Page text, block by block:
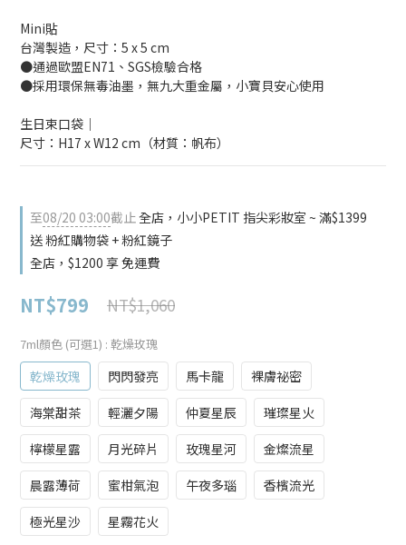
Mini貼
台灣製造，尺寸：5 x 5 cm
●通過歐盟EN71、SGS檢驗合格
●採用環保無毒油墨，無九大重金屬，小寶貝安心使用
生日束口袋｜
尺寸：H17 x W12 cm（材質：帆布）
至08/20 03:00截止全店，小小PETIT 指尖彩妝室 ~ 滿$1399
送 粉紅購物袋 + 粉紅鏡子
全店，$1200 享 免運費
NT$799 NT$1,060
7ml顏色 (可選1) : 乾燥玫瑰
乾燥玫瑰 閃閃發亮 馬卡龍
裸膚祕密
海棠甜茶
輕灑夕陽 仲夏星辰
璀璨星火
檸檬星露
月光碎片 玫瑰星河
金燦流星
晨露薄荷
蜜柑氣泡 午夜多瑙
香檳流光
極光星沙
星霧花火